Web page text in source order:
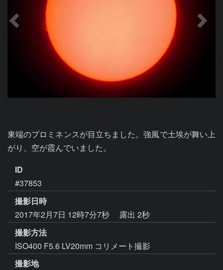
東端のプロミネンスが目立ちました。強風で土埃が舞い上
がり、空が霞んでいました。
ID
#37853
撮影日時
2017年2月7日 12時7分7秒
露出 2秒
撮影方法
ISO400 F5.6 LV20mm コリメート撮影
撮影地